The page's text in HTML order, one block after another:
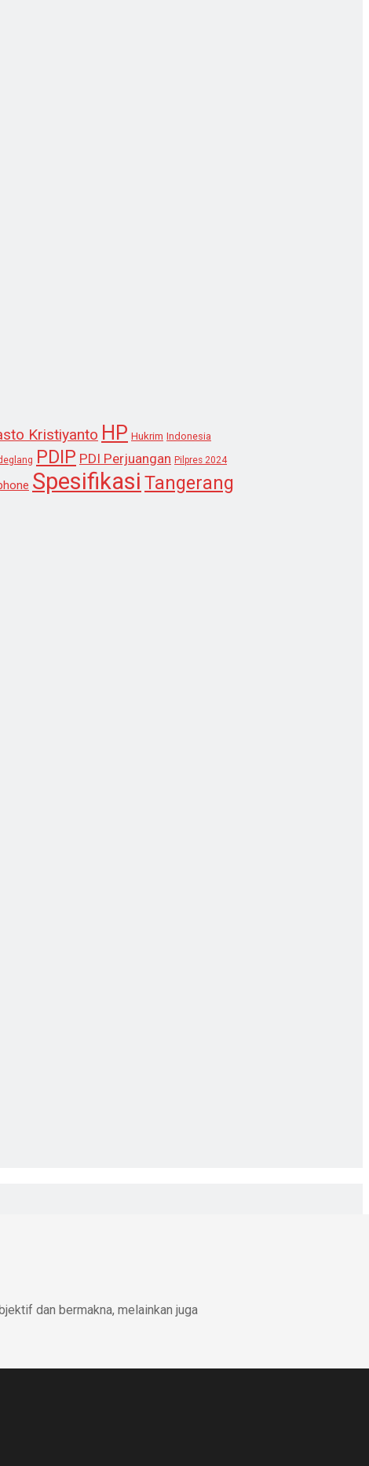
Kristiyanto HP Hukrim Indonesia
PDIP PDI Perjuangan Pilpres 2024
Spesifikasi Tangerang
dan bermakna, melainkan juga